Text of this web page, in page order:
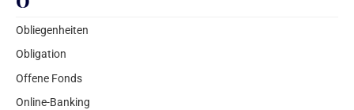
Obliegenheiten
Obligation
Offene Fonds
Online-Banking